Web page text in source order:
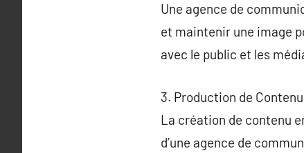
Une agence de
et maintenir une image
avec le public et les
3. Production de
La création de contenu
d’une agence de